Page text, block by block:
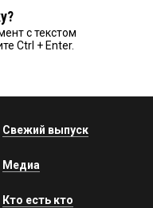
с текстом
Ctrl + Enter.
Свежий выпуск
Медиа
Кто есть кто